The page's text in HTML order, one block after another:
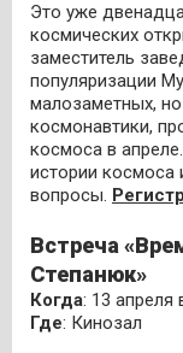
Это уже
космических
заместитель
популяризации
малозаметных,
космонавтики,
космоса в
истории космоса
вопросы.
Встреча
Степанюк»
Когда: 13 апреля
Где: Кинозал